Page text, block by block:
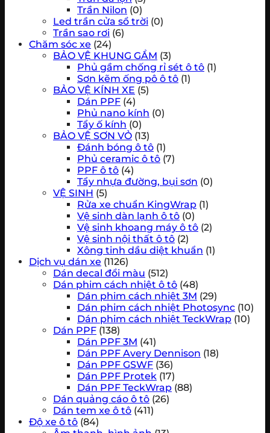
Trần Nilon (0)
Led trần cửa sổ trời (0)
Trần sao rơi (6)
Chăm sóc xe (24)
BẢO VỆ KHUNG GẦM (3)
Phủ gầm chống rỉ sét ô tô (1)
Sơn kẽm ống pô ô tô (1)
BẢO VỆ KÍNH XE (5)
Dán PPF (4)
Phủ nano kính (0)
Tẩy ố kính (0)
BẢO VỆ SƠN VỎ (13)
Đánh bóng ô tô (1)
Phủ ceramic ô tô (7)
PPF ô tô (4)
Tẩy nhựa đường, bụi sơn (0)
VỆ SINH (5)
Rửa xe chuẩn KingWrap (1)
Vệ sinh dàn lạnh ô tô (0)
Vệ sinh khoang máy ô tô (2)
Vệ sinh nội thất ô tô (2)
Xông tinh dầu diệt khuẩn (1)
Dịch vụ dán xe (1126)
Dán decal đổi màu (512)
Dán phim cách nhiệt ô tô (48)
Dán phim cách nhiệt 3M (29)
Dán phim cách nhiệt Photosync (10)
Dán phim cách nhiệt TeckWrap (10)
Dán PPF (138)
Dán PPF 3M (41)
Dán PPF Avery Dennison (18)
Dán PPF GSWF (36)
Dán PPF Protek (17)
Dán PPF TeckWrap (88)
Dán quảng cáo ô tô (26)
Dán tem xe ô tô (411)
Độ xe ô tô (84)